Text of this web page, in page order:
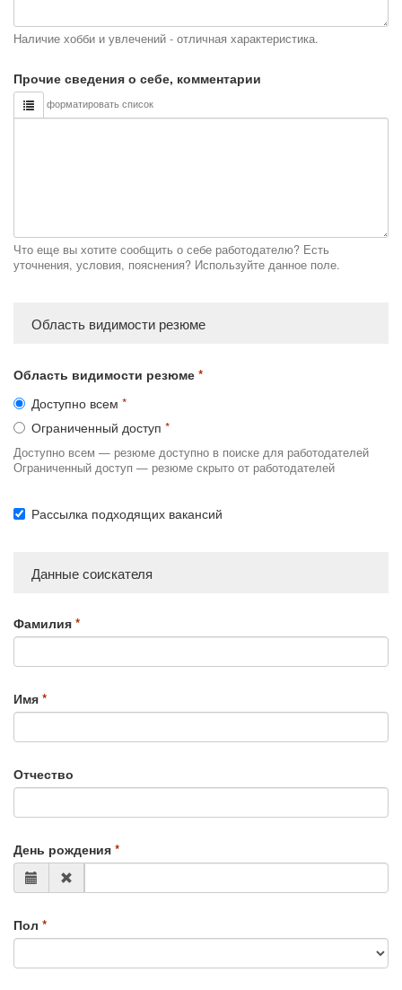
Наличие хобби и увлечений - отличная характеристика.
Прочие сведения о себе, комментарии
форматировать список
Что еще вы хотите сообщить о себе работодателю? Есть
уточнения, условия, пояснения? Используйте данное поле.
Область видимости резюме
Область видимости резюме
Доступно всем
Ограниченный доступ
Доступно всем — резюме доступно в поиске для работодателей
Ограниченный доступ — резюме скрыто от работодателей
Рассылка подходящих вакансий
Данные соискателя
Фамилия
Имя
Отчество
День рождения
Пол